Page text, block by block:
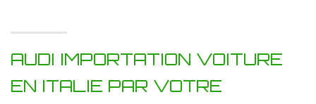
AUDI IMPORTATION VOITURE
EN ITALIE PAR VOTRE